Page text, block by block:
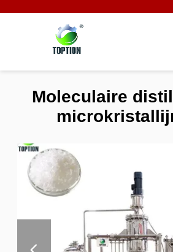
Moleculaire